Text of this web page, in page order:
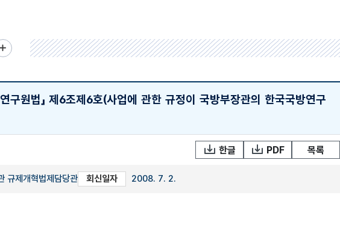
초기화
화면크기 확대
구원법」 제6조제6호(사업에 관한 규정이 국방부장관의 한국국방연구
한글 PDF 목록
규제개혁법제담당관 회신일자 2008. 7. 2.